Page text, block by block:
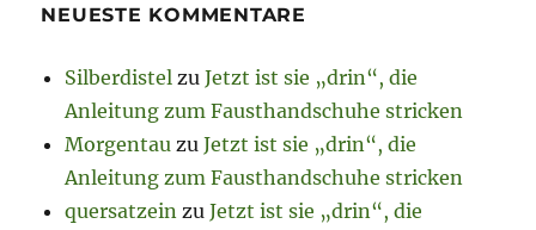
NEUESTE KOMMENTARE
Silberdistel zuJetzt ist sie „drin“, die
Anleitung zum Fausthandschuhe stricken
Morgentau zuJetzt ist sie „drin“, die
Anleitung zum Fausthandschuhe stricken
quersatzein zuJetzt ist sie „drin“, die